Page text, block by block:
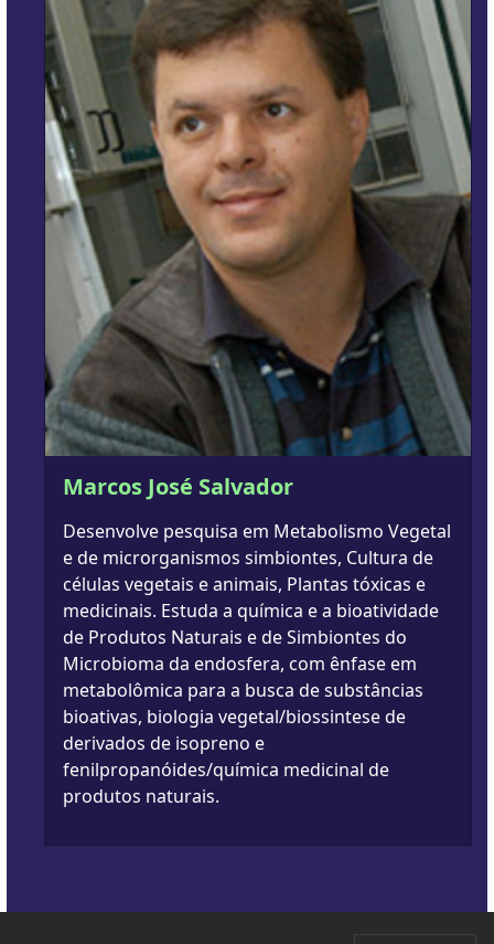
Marcos José Salvador
Desenvolve pesquisa em Metabolismo Vegetal
e de microrganismos simbiontes, Cultura de
células vegetais e animais, Plantas tóxicas e
medicinais. Estuda a química e a bioatividade
de Produtos Naturais e de Simbiontes do
Microbioma da endosfera, com ênfase em
metabolômica para a busca de substâncias
bioativas, biologia vegetal/biossintese de
derivados de isopreno e
fenilpropanóides/química medicinal de
produtos naturais.